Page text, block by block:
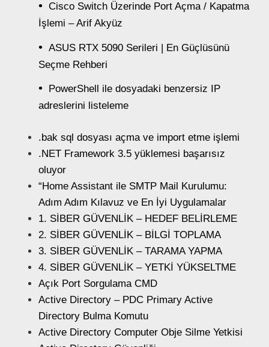
Cisco Switch Üzerinde Port Açma / Kapatma
İşlemi – Arif Akyüz
ASUS RTX 5090 Serileri | En Güçlüsünü
Seçme Rehberi
PowerShell ile dosyadaki benzersiz IP
adreslerini listeleme
.bak sql dosyası açma ve import etme işlemi
.NET Framework 3.5 yüklemesi başarısız
oluyor
“Home Assistant ile SMTP Mail Kurulumu:
Adım Adım Kılavuz ve En İyi Uygulamalar
1. SİBER GÜVENLİK – HEDEF BELİRLEME
2. SİBER GÜVENLİK – BİLGİ TOPLAMA
3. SİBER GÜVENLİK – TARAMA YAPMA
4. SİBER GÜVENLİK – YETKİ YÜKSELTME
Açık Port Sorgulama CMD
Active Directory – PDC Primary Active
Directory Bulma Komutu
Active Directory Computer Obje Silme Yetkisi